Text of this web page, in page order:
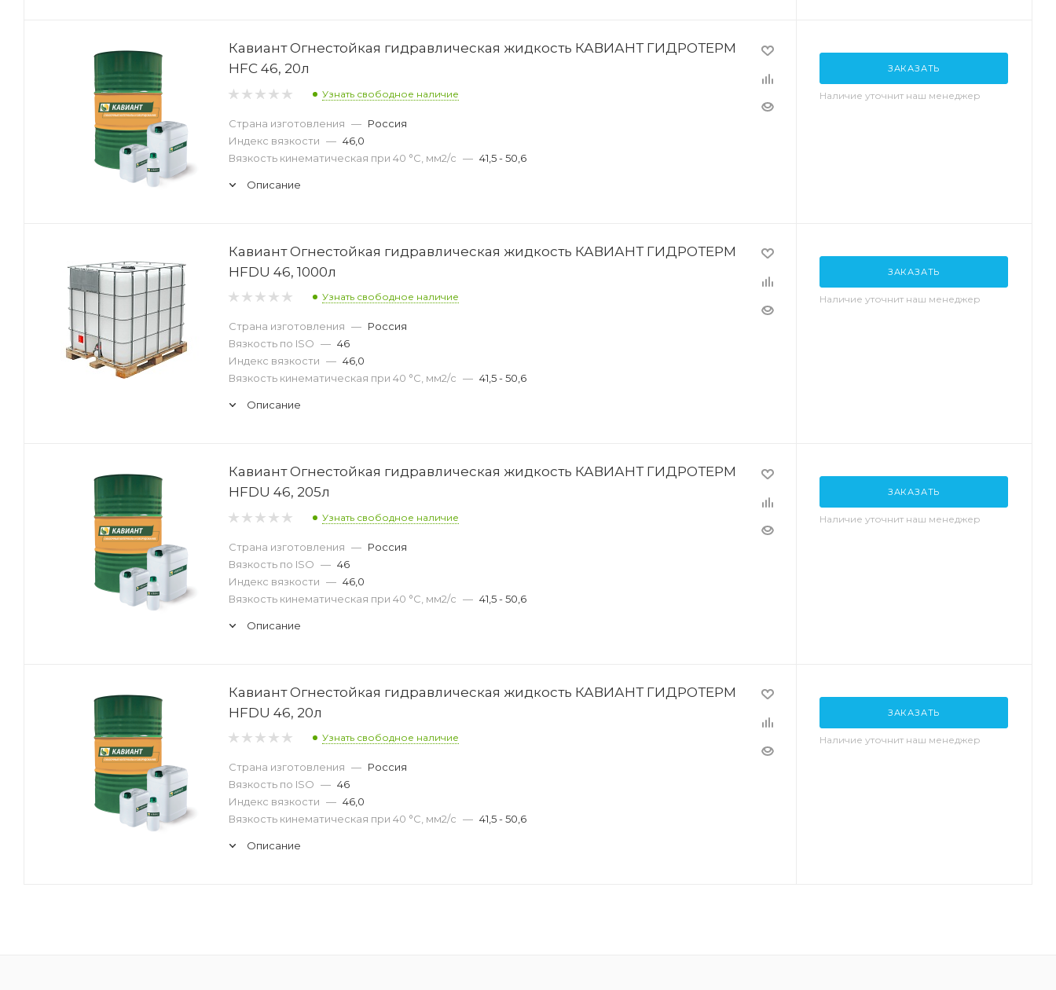
Кавиант Огнестойкая гидравлическая жидкость КАВИАНТ ГИДРОТЕРМ
HFC 46, 20л
Узнать свободное наличие
Страна изготовления — Россия
Индекс вязкости — 46,0
Вязкость кинематическая при 40 °С, мм2/с — 41,5 - 50,6
Описание
ЗАКАЗАТЬ
Наличие уточнит наш менеджер
Кавиант Огнестойкая гидравлическая жидкость КАВИАНТ ГИДРОТЕРМ
HFDU 46, 1000л
Узнать свободное наличие
Страна изготовления — Россия
Вязкость по ISO — 46
Индекс вязкости — 46,0
Вязкость кинематическая при 40 °С, мм2/с — 41,5 - 50,6
Описание
ЗАКАЗАТЬ
Наличие уточнит наш менеджер
Кавиант Огнестойкая гидравлическая жидкость КАВИАНТ ГИДРОТЕРМ
HFDU 46, 205л
Узнать свободное наличие
Страна изготовления — Россия
Вязкость по ISO — 46
Индекс вязкости — 46,0
Вязкость кинематическая при 40 °С, мм2/с — 41,5 - 50,6
Описание
ЗАКАЗАТЬ
Наличие уточнит наш менеджер
Кавиант Огнестойкая гидравлическая жидкость КАВИАНТ ГИДРОТЕРМ
HFDU 46, 20л
Узнать свободное наличие
Страна изготовления — Россия
Вязкость по ISO — 46
Индекс вязкости — 46,0
Вязкость кинематическая при 40 °С, мм2/с — 41,5 - 50,6
Описание
ЗАКАЗАТЬ
Наличие уточнит наш менеджер